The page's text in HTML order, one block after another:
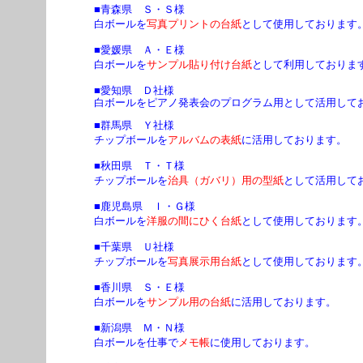
■青森県 Ｓ・Ｓ様
白ボールを写真プリントの台紙として使用しております。
■愛媛県 Ａ・Ｅ様
白ボールをサンプル貼り付け台紙として利用しておりま
■愛知県 Ｄ社様
白ボールをピアノ発表会のプログラム用として活用して
■群馬県 Ｙ社様
チップボールをアルバムの表紙に活用しております。
■秋田県 Ｔ・Ｔ様
チップボールを治具（ガバリ）用の型紙として活用して
■鹿児島県 Ｉ・Ｇ様
白ボールを洋服の間にひく台紙として使用しております。
■千葉県 Ｕ社様
チップボールを写真展示用台紙として使用しております。
■香川県 Ｓ・Ｅ様
白ボールをサンプル用の台紙に活用しております。
■新潟県 Ｍ・Ｎ様
白ボールを仕事でメモ帳に使用しております。